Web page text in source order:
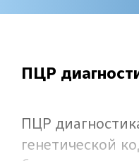
ПЦР
ПЦР
генетической